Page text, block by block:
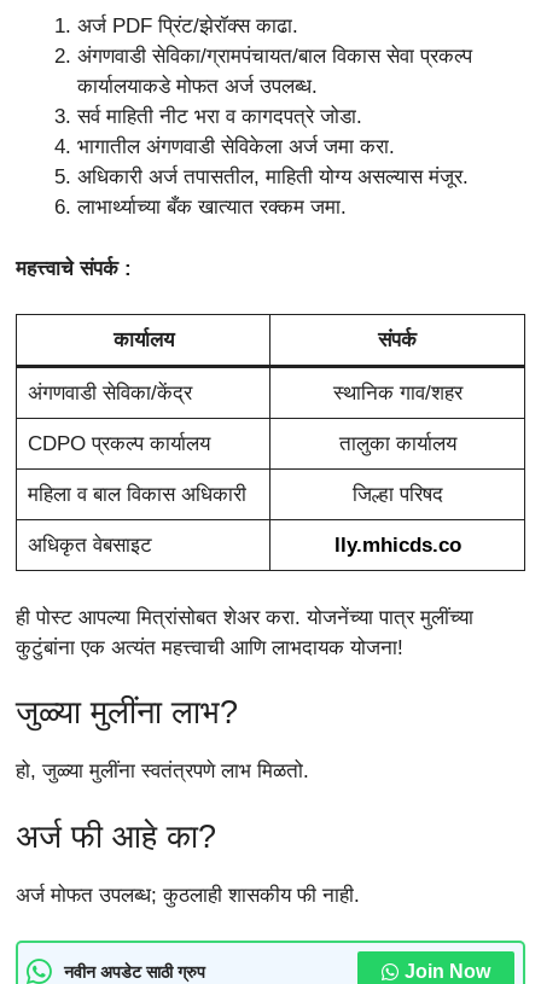
अर्ज PDF प्रिंट/झेरॉक्स काढा.
अंगणवाडी सेविका/ग्रामपंचायत/बाल विकास सेवा प्रकल्प
कार्यालयाकडे मोफत अर्ज उपलब्ध.
सर्व माहिती नीट भरा व कागदपत्रे जोडा.
भागातील अंगणवाडी सेविकेला अर्ज जमा करा.
अधिकारी अर्ज तपासतील, माहिती योग्य असल्यास मंजूर.
लाभार्थ्याच्या बँक खात्यात रक्कम जमा.
महत्त्वाचे संपर्क :
कार्यालय संपर्क
अंगणवाडी सेविका/केंद्र स्थानिक गाव/शहर
CDPO प्रकल्प कार्यालय तालुका कार्यालय
महिला व बाल विकास अधिकारी जिल्हा परिषद
अधिकृत वेबसाइट lly.mhicds.co
ही पोस्ट आपल्या मित्रांसोबत शेअर करा. योजनेंच्या पात्र मुलींच्या
कुटुंबांना एक अत्यंत महत्त्वाची आणि लाभदायक योजना!
जुळ्या मुलींना लाभ?
हो, जुळ्या मुलींना स्वतंत्रपणे लाभ मिळतो.
अर्ज फी आहे का?
अर्ज मोफत उपलब्ध; कुठलाही शासकीय फी नाही.
नवीन अपडेट साठी ग्रुप Join Now